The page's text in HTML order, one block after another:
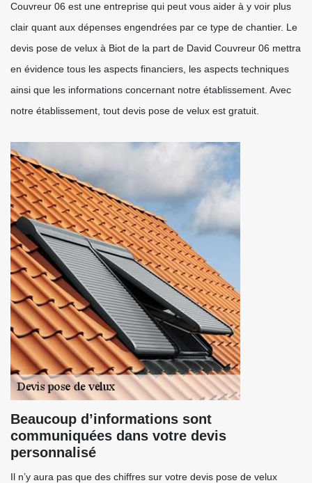
Couvreur 06 est une entreprise qui peut vous aider à y voir plus
clair quant aux dépenses engendrées par ce type de chantier. Le
devis pose de velux à Biot de la part de David Couvreur 06 mettra
en évidence tous les aspects financiers, les aspects techniques
ainsi que les informations concernant notre établissement. Avec
notre établissement, tout devis pose de velux est gratuit.
Beaucoup d’informations sont
communiquées dans votre devis
personnalisé
Il n’y aura pas que des chiffres sur votre devis pose de velux